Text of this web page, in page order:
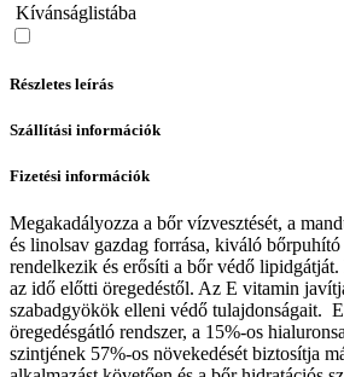
Kívánságlistába
Részletes leírás
Szállítási információk
Fizetési információk
Megakadályozza a bőr vízvesztését, a
és linolsav gazdag forrása, kiváló
rendelkezik és erősíti a bőr védő lipidgátját.
az idő előtti öregedéstől. Az E vitamin
szabadgyökök elleni védő tulajdonságait.
öregedésgátló rendszer, a 15%-os
szintjének 57%-os növekedését biztosítja